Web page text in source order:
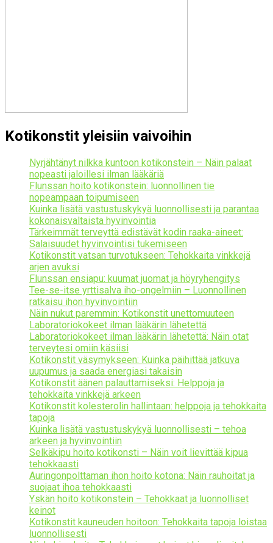
Kotikonstit yleisiin vaivoihin
Nyrjähtänyt nilkka kuntoon kotikonstein – Näin palaat
nopeasti jaloillesi ilman lääkäriä
Flunssan hoito kotikonstein: luonnollinen tie
nopeampaan toipumiseen
Kuinka lisätä vastustuskykyä luonnollisesti ja parantaa
kokonaisvaltaista hyvinvointia
Tärkeimmät terveyttä edistävät kodin raaka-aineet:
Salaisuudet hyvinvointisi tukemiseen
Kotikonstit vatsan turvotukseen: Tehokkaita vinkkejä
arjen avuksi
Flunssan ensiapu: kuumat juomat ja höyryhengitys
Tee-se-itse yrttisalva iho-ongelmiin – Luonnollinen
ratkaisu ihon hyvinvointiin
Näin nukut paremmin: Kotikonstit unettomuuteen
Laboratoriokokeet ilman lääkärin lähetettä
Laboratoriokokeet ilman lääkärin lähetettä: Näin otat
terveytesi omiin käsiisi
Kotikonstit väsymykseen: Kuinka päihittää jatkuva
uupumus ja saada energiasi takaisin
Kotikonstit äänen palauttamiseksi: Helppoja ja
tehokkaita vinkkejä arkeen
Kotikonstit kolesterolin hallintaan: helppoja ja tehokkaita
tapoja
Kuinka lisätä vastustuskykyä luonnollisesti – tehoa
arkeen ja hyvinvointiin
Selkäkipu hoito kotikonsti – Näin voit lievittää kipua
tehokkaasti
Auringonpolttaman ihon hoito kotona: Näin rauhoitat ja
suojaat ihoa tehokkaasti
Yskän hoito kotikonstein – Tehokkaat ja luonnolliset
keinot
Kotikonstit kauneuden hoitoon: Tehokkaita tapoja loistaa
luonnollisesti